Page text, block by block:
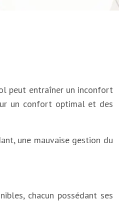
peut entraîner un inconfort
un confort optimal et des
une mauvaise gestion du
chacun possédant ses